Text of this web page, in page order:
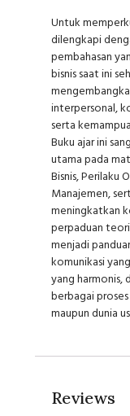
Untuk
dilengkapi
pembahasan
bisnis saat ini
interpersonal,
serta
Buku ajar ini
utama pada
Bisnis, Perilaku
Manajemen,
meningkatkan
perpaduan
menjadi
komunikasi
yang harmonis,
berbagai
maupun dunia
Reviews